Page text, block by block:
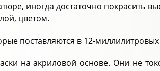
иногда достаточно покрасить
цветом.
поставляются в 12-
на акриловой основе. Они не